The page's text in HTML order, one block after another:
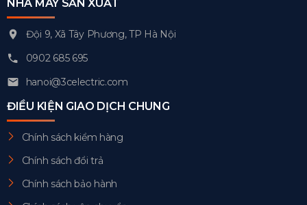
NHÀ MÁY SẢN XUẤT
Đội 9, Xã Tây Phương, TP Hà Nội
0902 685 695
hanoi@3celectric.com
ĐIỀU KIỆN GIAO DỊCH CHUNG
Chính sách kiểm hàng
Chính sách đổi trả
Chính sách bảo hành